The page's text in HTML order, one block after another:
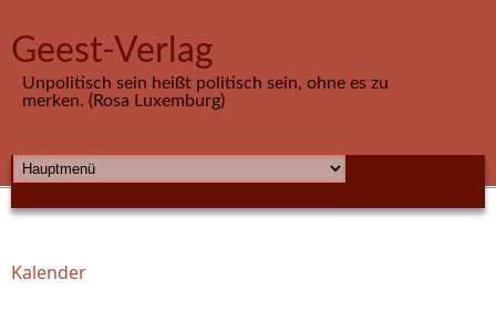
Geest-Verlag
Unpolitisch sein heißt politisch sein, ohne es zu
merken. (Rosa Luxemburg)
HAUPTMENÜ
Sie sind hier
Kalender